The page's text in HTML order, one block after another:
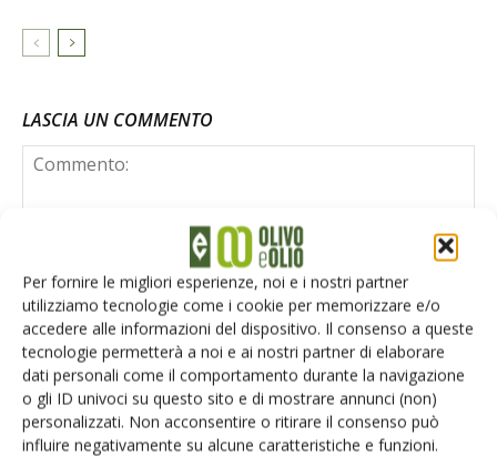
Per fornire le migliori esperienze, noi e i nostri partner
utilizziamo tecnologie come i cookie per memorizzare e/o
accedere alle informazioni del dispositivo. Il consenso a queste
tecnologie permetterà a noi e ai nostri partner di elaborare
dati personali come il comportamento durante la navigazione
o gli ID univoci su questo sito e di mostrare annunci (non)
personalizzati. Non acconsentire o ritirare il consenso può
influire negativamente su alcune caratteristiche e funzioni.
LASCIA UN COMMENTO